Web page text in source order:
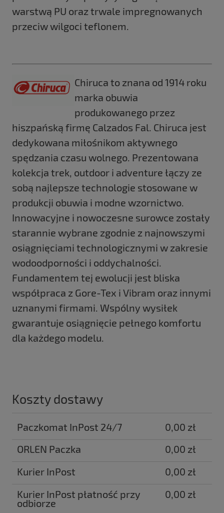
warstwą PU oraz trwale impregnowanych
przeciw wilgoci teflonem.
Chiruca to znana od 1914 roku
marka obuwia
produkowanego przez
hiszpańską firmę Calzados Fal. Chiruca jest
dedykowana miłośnikom aktywnego
spędzania czasu wolnego. Prezentowana
kolekcja trek, outdoor i adventure łączy ze
sobą najlepsze technologie stosowane w
produkcji obuwia i modne wzornictwo.
Innowacyjne i nowoczesne surowce zostały
starannie wybrane zgodnie z najnowszymi
osiągnięciami technologicznymi w zakresie
wodoodporności i oddychalności.
Fundamentem tej ewolucji jest bliska
współpraca z Gore-Tex i Vibram oraz innymi
uznanymi firmami. Wspólny wysiłek
gwarantuje osiągnięcie pełnego komfortu
dla każdego modelu.
Koszty dostawy
Paczkomat InPost 24/7
0,00 zł
ORLEN Paczka
0,00 zł
Kurier InPost
0,00 zł
Kurier InPost płatność przy
odbiorze
0,00 zł